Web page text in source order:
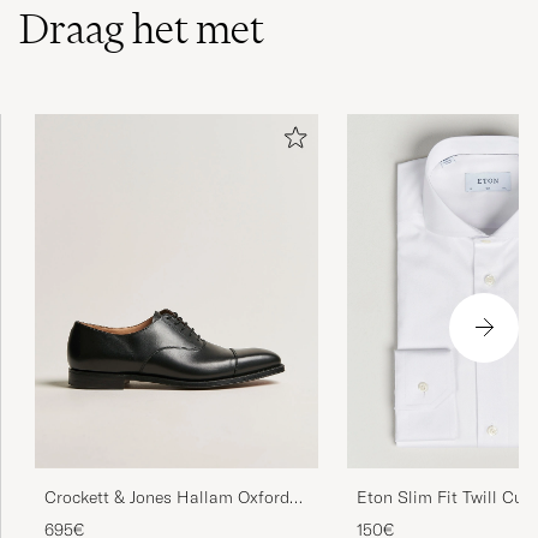
Trasigt vid leverans tjafs med ansvarsfrågan
GEKOCHT OP OP CAREOFCARL.SE
som alltid.
DAG H GEKOCHT OP OP CAREOFCARL.NO
Draag het met
Crockett & Jones Hallam Oxford
Black Calf
695€
Eton Slim Fit Twill Cut
White
150€